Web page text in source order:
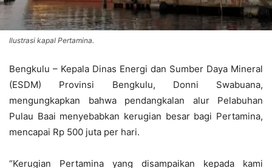
Ilustrasi kapal Pertamina.
Bengkulu – Kepala Dinas Energi dan Sumber Daya Mineral
(ESDM) Provinsi Bengkulu, Donni Swabuana,
mengungkapkan bahwa pendangkalan alur Pelabuhan
Pulau Baai menyebabkan kerugian besar bagi Pertamina,
mencapai Rp 500 juta per hari.
“Kerugian Pertamina yang disampaikan kepada kami